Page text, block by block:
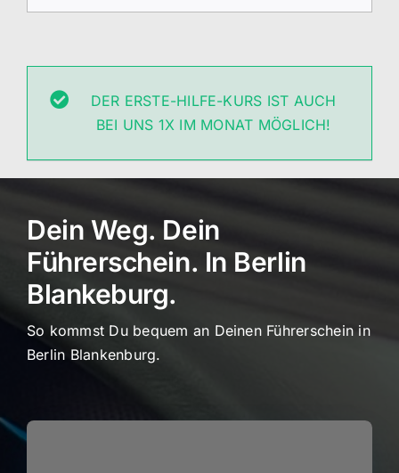
DER ERSTE-HILFE-KURS IST AUCH
BEI UNS 1X IM MONAT MÖGLICH!
Dein Weg. Dein
Führerschein. In Berlin
Blankeburg.
So kommst Du bequem an Deinen Führerschein in
Berlin Blankenburg.